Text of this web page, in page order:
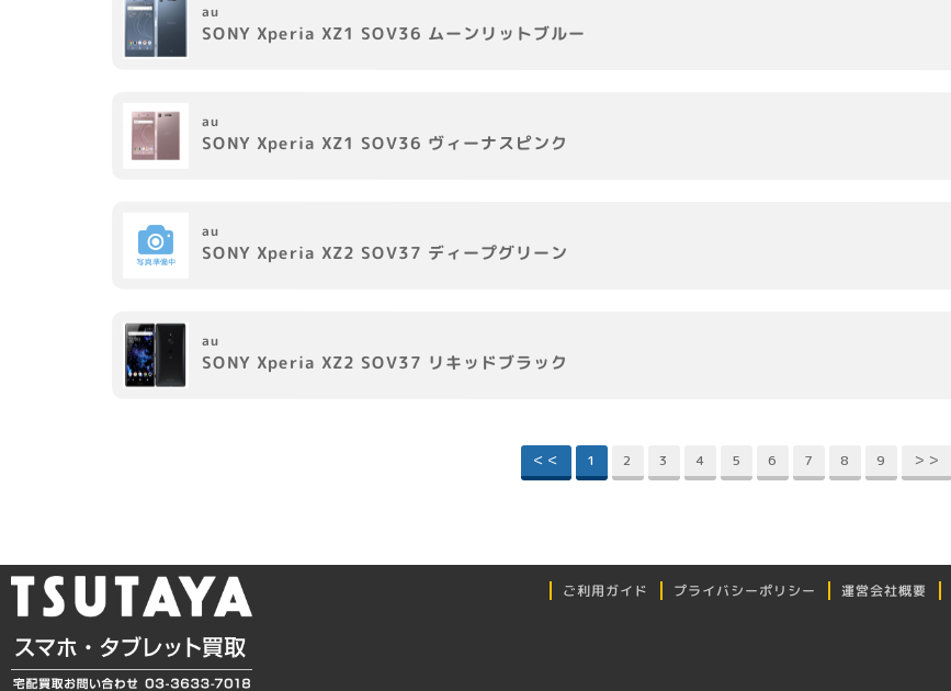
au
SONY Xperia XZ1 SOV36 ムーンリットブルー
au
SONY Xperia XZ1 SOV36 ヴィーナスピンク
au
SONY Xperia XZ2 SOV37 ディープグリーン
au
SONY Xperia XZ2 SOV37 リキッドブラック
＜＜ 1 2 3 4 5 6 7 8 9 ＞＞
ご利用ガイド プライバシーポリシー 運営会社概要